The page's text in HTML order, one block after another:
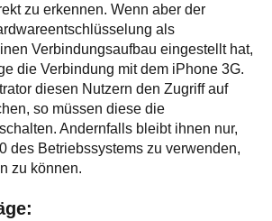
zu erkennen. Wenn aber der
als
Verbindungsaufbau eingestellt hat,
die Verbindung mit dem iPhone 3G.
diesen Nutzern den Zugriff auf
so müssen diese die
Andernfalls bleibt ihnen nur,
des Betriebssystems zu verwenden,
zu können.